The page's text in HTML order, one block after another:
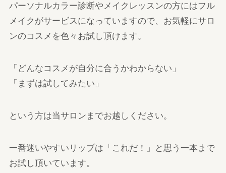
パーソナルカラー診断やメイクレッスンの方にはフル
メイクがサービスになっていますので、お気軽にサロ
ンのコスメを色々お試し頂けます。
「どんなコスメが自分に合うかわからない」
「まずは試してみたい」
という方は当サロンまでお越しください。
一番迷いやすいリップは「これだ！」と思う一本まで
お試し頂いています。